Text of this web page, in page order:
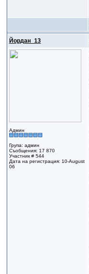
Йордан_13
Админ
Група: админ
Съобщения: 17 870
Участник # 544
Дата на регистрация: 10-August
06